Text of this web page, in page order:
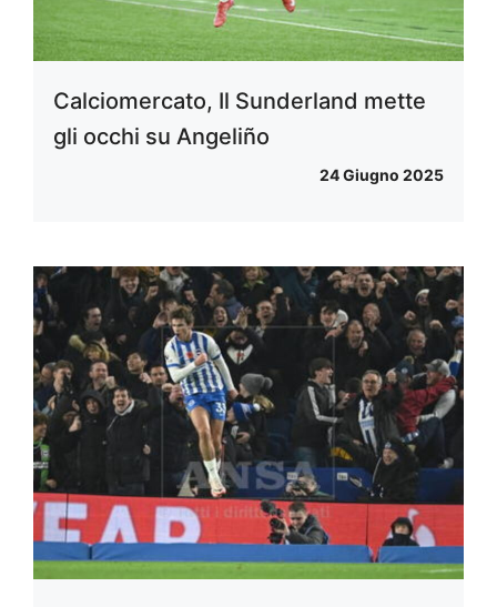
Calciomercato, Il Sunderland mette
gli occhi su Angeliño
24 Giugno 2025